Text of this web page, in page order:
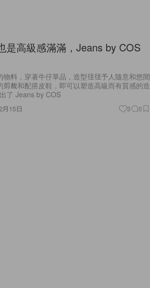
是高級感滿滿，Jeans by COS
料，穿著牛仔單品，造型往往予人隨意和悠閒
剪裁和配搭皮鞋，即可以塑造高級而有質感的造
了 Jeans by COS
月15日 3 0